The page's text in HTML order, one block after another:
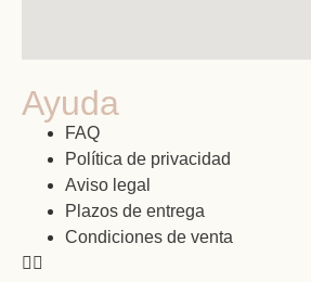
Ayuda
FAQ
Política de privacidad
Aviso legal
Plazos de entrega
Condiciones de venta